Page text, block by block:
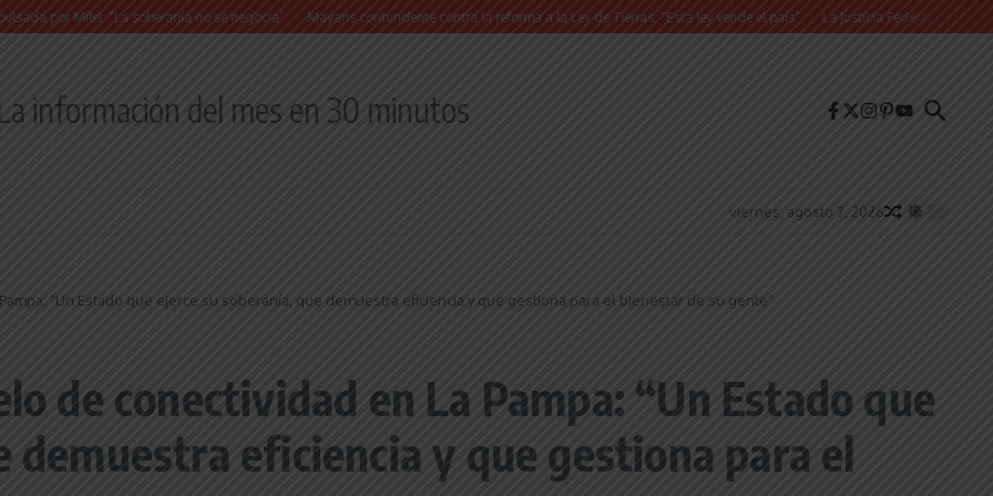
“La soberanía no se negocia” Mayans contundente contra la reforma a la Ley de Tierras: “Esta ley vende el país” La Justicia Federal detuvo a dos
información del mes en 30 minutos
viernes, agosto 7, 2026
“Un Estado que ejerce su soberanía, que demuestra eficiencia y que gestiona para el bienestar de su gente”
de conectividad en La Pampa: “Un Estado que
demuestra eficiencia y que gestiona para el